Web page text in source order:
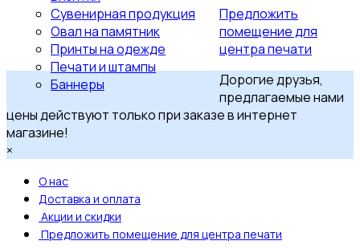
Сувенирная продукция
Овал на памятник
Принты на одежде
Печати и штампы
Баннеры
Предложить
помещение для
центра печати
Дорогие друзья,
предлагаемые нами
цены действуют только при заказе в интернет
магазине!
×
О нас
Доставка и оплата
Акции и скидки
Предложить помещение для центра печати